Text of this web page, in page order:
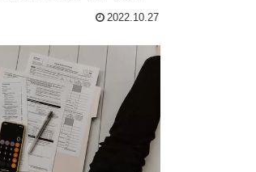
非最後までお読み下さい。
2022.10.27